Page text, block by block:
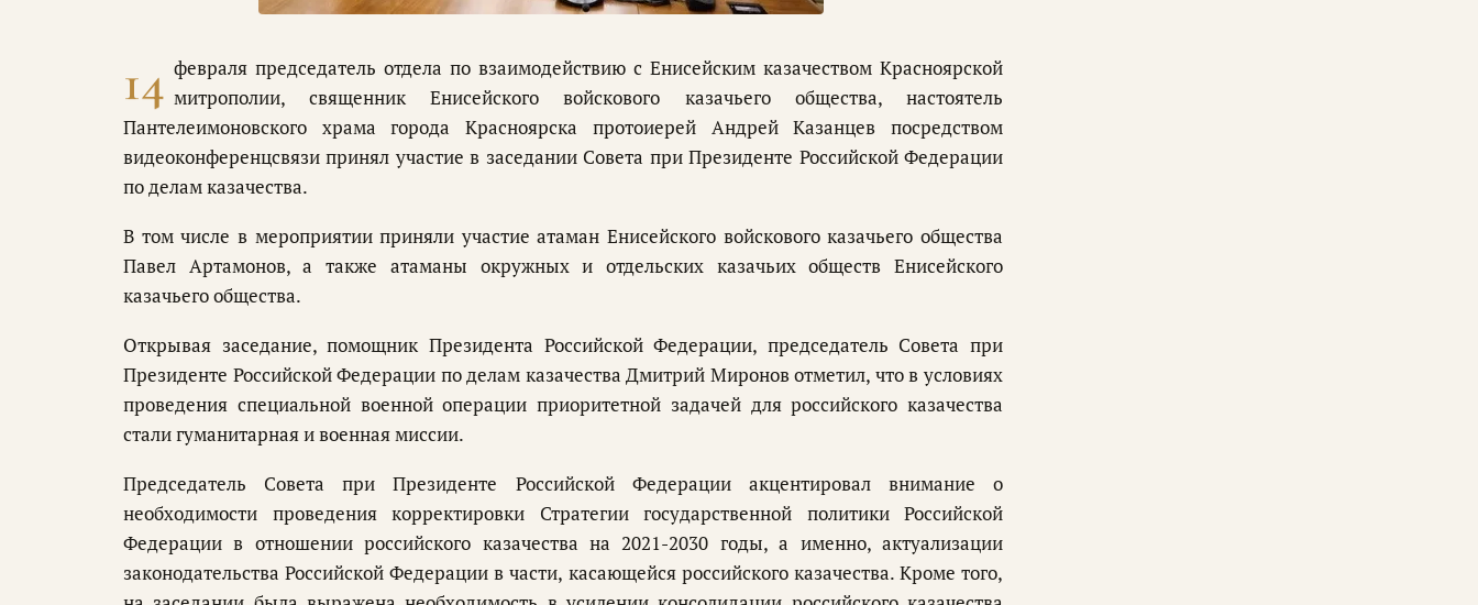
14 февраля председатель отдела по взаимодействию с Енисейским казачеством Красноярской
митрополии, священник Енисейского войскового казачьего общества, настоятель
Пантелеимоновского храма города Красноярска протоиерей Андрей Казанцев посредством
видеоконференцсвязи принял участие в заседании Совета при Президенте Российской Федерации
по делам казачества.
В том числе в мероприятии приняли участие атаман Енисейского войскового казачьего общества
Павел Артамонов, а также атаманы окружных и отдельских казачьих обществ Енисейского
казачьего общества.
Открывая заседание, помощник Президента Российской Федерации, председатель Совета при
Президенте Российской Федерации по делам казачества Дмитрий Миронов отметил, что в условиях
проведения специальной военной операции приоритетной задачей для российского казачества
стали гуманитарная и военная миссии.
Председатель Совета при Президенте Российской Федерации акцентировал внимание о
необходимости проведения корректировки Стратегии государственной политики Российской
Федерации в отношении российского казачества на 2021-2030 годы, а именно, актуализации
законодательства Российской Федерации в части, касающейся российского казачества. Кроме того,